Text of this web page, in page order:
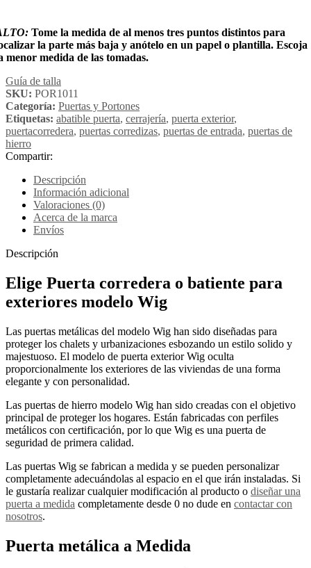
Tome la medida de al menos tres puntos distintos para
la parte más baja y anótelo en un papel o plantilla. Escoja
menor medida de las tomadas.
Guía de talla
SKU: POR1011
Categoría: Puertas y Portones
Etiquetas: abatible puerta, cerrajería, puerta exterior,
puertacorredera, puertas corredizas, puertas de entrada, puertas de
hierro
Compartir:
Descripción
Información adicional
Valoraciones (0)
Acerca de la marca
Envíos
Descripción
Elige Puerta corredera o batiente para
exteriores modelo Wig
Las puertas metálicas del modelo Wig han sido diseñadas para
proteger los chalets y urbanizaciones esbozando un estilo solido y
majestuoso. El modelo de puerta exterior Wig oculta
proporcionalmente los exteriores de las viviendas de una forma
elegante y con personalidad.
Las puertas de hierro modelo Wig han sido creadas con el objetivo
principal de proteger los hogares. Están fabricadas con perfiles
metálicos con certificación, por lo que Wig es una puerta de
seguridad de primera calidad.
Las puertas Wig se fabrican a medida y se pueden personalizar
completamente adecuándolas al espacio en el que irán instaladas. Si
le gustaría realizar cualquier modificación al producto o diseñar una
puerta a medida completamente desde 0 no dude en contactar con
nosotros.
Puerta metálica a Medida